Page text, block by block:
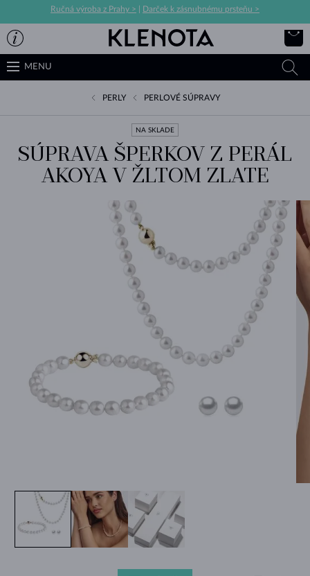
Ručná výroba z Prahy > Darček k zásnubnému prsteňu >
MENU
PERLY PERLOVÉ SÚPRAVY
NA SKLADE
SÚPRAVA ŠPERKOV Z PERÁL
AKOYA V ŽLTOM ZLATE